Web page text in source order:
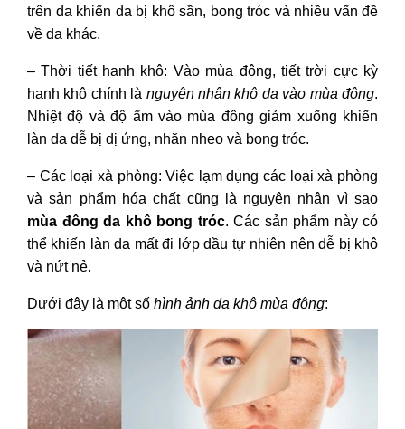
trên da khiến da bị khô sần, bong tróc và nhiều vấn đề
về da khác.
– Thời tiết hanh khô: Vào mùa đông, tiết trời cực kỳ
hanh khô chính là nguyên nhânkhô da vào mùa đông.
Nhiệt độ và độ ẩm vào mùa đông giảm xuống khiến
làn da dễ bị dị ứng, nhăn nheo và bong tróc.
– Các loại xà phòng: Việc lạm dụng các loại xà phòng
và sản phẩm hóa chất cũng là nguyên nhân vì sao
mùa đông da khô bong tróc. Các sản phẩm này có
thể khiến làn da mất đi lớp dầu tự nhiên nên dễ bị khô
và nứt nẻ.
Dưới đây là một số hình ảnh da khô mùa đông: